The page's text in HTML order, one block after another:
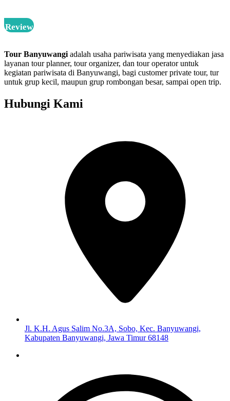
Review
Tour Banyuwangiadalah usaha pariwisata yang menyediakan jasa
layanan tour planner, tour organizer, dan tour operator untuk
kegiatan pariwisata di Banyuwangi, bagi customer private tour, tur
untuk grup kecil, maupun grup rombongan besar, sampai open trip.
Hubungi Kami
Jl. K.H. Agus Salim No.3A, Sobo, Kec. Banyuwangi,
Kabupaten Banyuwangi, Jawa Timur 68148